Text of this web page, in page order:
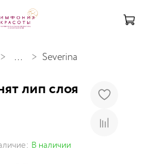
... Severina
лип слоя
В наличии